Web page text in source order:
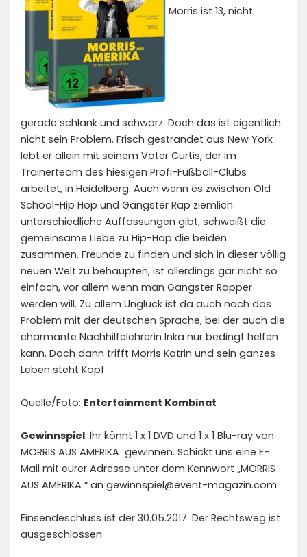
Morris ist 13, nicht
gerade schlank und schwarz. Doch das ist eigentlich
nicht sein Problem. Frisch gestrandet aus New York
lebt er allein mit seinem Vater Curtis, der im
Trainerteam des hiesigen Profi-Fußball-Clubs
arbeitet, in Heidelberg. Auch wenn es zwischen Old
School-Hip Hop und Gangster Rap ziemlich
unterschiedliche Auffassungen gibt, schweißt die
gemeinsame Liebe zu Hip-Hop die beiden
zusammen. Freunde zu finden und sich in dieser völlig
neuen Welt zu behaupten, ist allerdings gar nicht so
einfach, vor allem wenn man Gangster Rapper
werden will. Zu allem Unglück ist da auch noch das
Problem mit der deutschen Sprache, bei der auch die
charmante Nachhilfelehrerin Inka nur bedingt helfen
kann. Doch dann trifft Morris Katrin und sein ganzes
Leben steht Kopf.
Quelle/Foto: Entertainment Kombinat
Gewinnspiel: Ihr könnt 1 x 1 DVD und 1 x 1 Blu-ray von
MORRIS AUS AMERIKA gewinnen. Schickt uns eine E-
Mail mit eurer Adresse unter dem Kennwort „MORRIS
AUS AMERIKA “ an gewinnspiel@event-magazin.com
Einsendeschluss ist der 30.05.2017. Der Rechtsweg ist
ausgeschlossen.